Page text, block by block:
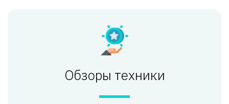
Обзоры техники